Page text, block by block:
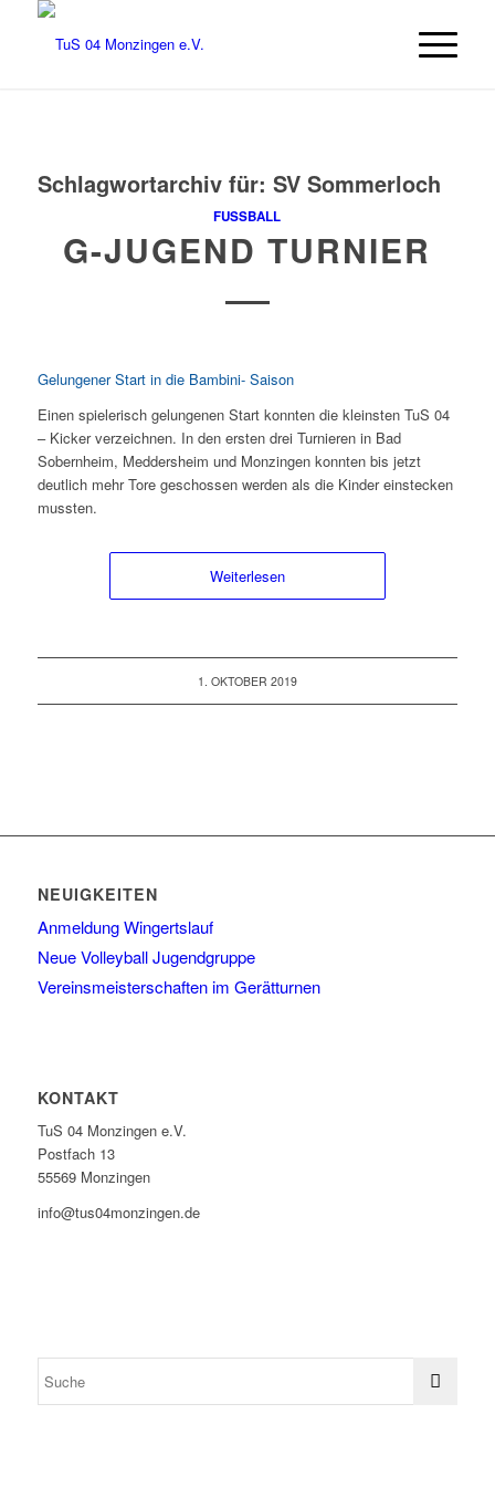
Schlagwortarchiv für: SV Sommerloch
FUSSBALL
G-JUGEND TURNIER
Gelungener Start in die Bambini- Saison
Einen spielerisch gelungenen Start konnten die kleinsten TuS 04
– Kicker verzeichnen. In den ersten drei Turnieren in Bad
Sobernheim, Meddersheim und Monzingen konnten bis jetzt
deutlich mehr Tore geschossen werden als die Kinder einstecken
mussten.
Weiterlesen
1. OKTOBER 2019
NEUIGKEITEN
Anmeldung Wingertslauf
Neue Volleyball Jugendgruppe
Vereinsmeisterschaften im Gerätturnen
KONTAKT
TuS 04 Monzingen e.V.
Postfach 13
55569 Monzingen
info@tus04monzingen.de